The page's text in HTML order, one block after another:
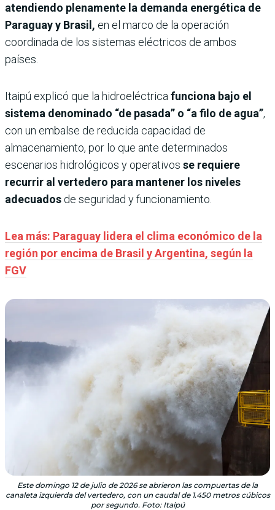
atendiendo plenamente la demanda energética de
Paraguay y Brasil, en el marco de la operación
coordinada de los sistemas eléctricos de ambos
países.
Itaipú explicó que la hidroeléctrica funciona bajo el
sistema denominado “de pasada” o “a filo de agua”,
con un embalse de reducida capacidad de
almacenamiento, por lo que ante determinados
escenarios hidrológicos y operativos se requiere
recurrir al vertedero para mantener los niveles
adecuados de seguridad y funcionamiento.
Lea más: Paraguay lidera el clima económico de la
región por encima de Brasil y Argentina, según la
FGV
Este domingo 12 de julio de 2026 se abrieron las compuertas de la
canaleta izquierda del vertedero, con un caudal de 1.450 metros cúbicos
por segundo. Foto: Itaipú